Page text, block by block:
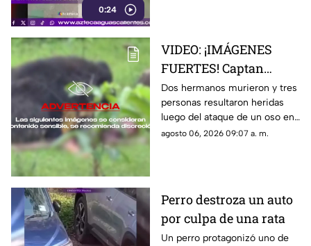
0:24
VIDEO: ¡IMÁGENES
FUERTES! Captan
momento en el que dos
hermanos son
devorados por un oso
Dos hermanos murieron y tres
personas resultaron heridas
luego del ataque de un oso en
el distrito de Kanker en India;
agosto 06, 2026 09:07 a. m.
Perro destroza un auto
por culpa de una rata
Un perro protagonizó uno de